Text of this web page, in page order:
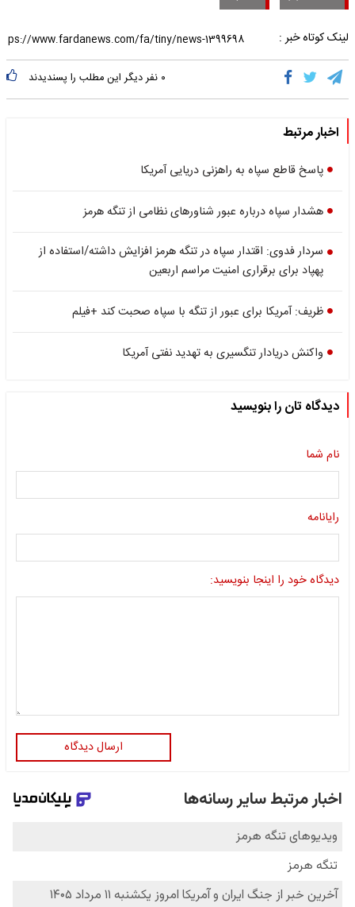
لینک کوتاه خبر :
۰ نفر دیگر این مطلب را پسندیدند
اخبار مرتبط
پاسخ قاطع سپاه به راهزنی دریایی آمریکا
هشدار سپاه درباره عبور شناورهای نظامی از تنگه هرمز
سردار فدوی: اقتدار سپاه در تنگه هرمز افزایش داشته/استفاده از
پهپاد برای برقراری امنیت مراسم اربعین
ظریف: آمریکا برای عبور از تنگه با سپاه صحبت کند +فیلم
واکنش دریادار تنگسیری به تهدید نفتی آمریکا
دیدگاه تان را بنویسید
نام شما
رایانامه
دیدگاه خود را اینجا بنویسید:
ارسال دیدگاه